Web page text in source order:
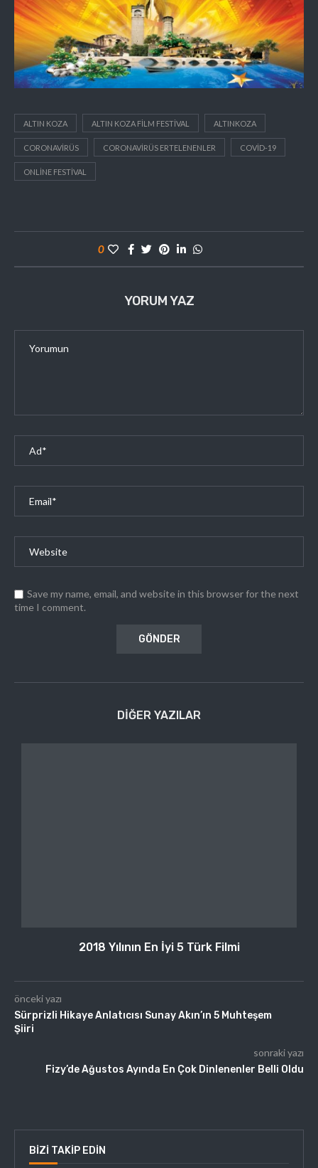
ALTIN KOZA ALTIN KOZA FILM FESTIVAL ALTINKOZA
CORONAVIRÜS CORONAVIRÜS ERTELENENLER COVID-19
ONLINE FESTIVAL
0
YORUM YAZ
Save my name, email, and website in this browser for the next
time I comment.
DIĞER YAZILAR
2018 Yılının En İyi 5 Türk Filmi
önceki yazı
Sürprizli Hikaye Anlatıcısı Sunay Akın’ın 5 Muhteşem
Şiiri
sonraki yazı
Fizy’de Ağustos Ayında En Çok Dinlenenler Belli Oldu
BIZI TAKIP EDIN